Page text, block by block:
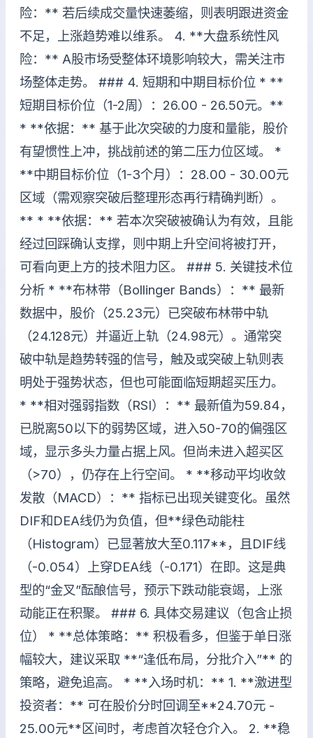
险：** 若后续成交量快速萎缩，则表明跟进资金
不足，上涨趋势难以维系。 4. **大盘系统性风
险：** A股市场受整体环境影响较大，需关注市
场整体走势。 ### 4. 短期和中期目标价位 * **
短期目标价位（1-2周）：26.00 - 26.50元。**
* **依据：** 基于此次突破的力度和量能，股价
有望惯性上冲，挑战前述的第二压力位区域。 *
**中期目标价位（1-3个月）：28.00 - 30.00元
区域（需观察突破后整理形态再行精确判断）。
** * **依据：** 若本次突破被确认为有效，且能
经过回踩确认支撑，则中期上升空间将被打开，
可看向更上方的技术阻力区。 ### 5. 关键技术位
分析 * **布林带（Bollinger Bands）：** 最新
数据中，股价（25.23元）已突破布林带中轨
（24.128元）并逼近上轨（24.98元）。通常突
破中轨是趋势转强的信号，触及或突破上轨则表
明处于强势状态，但也可能面临短期超买压力。
* **相对强弱指数（RSI）：** 最新值为59.84，
已脱离50以下的弱势区域，进入50-70的偏强区
域，显示多头力量占据上风。但尚未进入超买区
（>70），仍存在上行空间。 * **移动平均收敛
发散（MACD）：** 指标已出现关键变化。虽然
DIF和DEA线仍为负值，但**绿色动能柱
（Histogram）已显著放大至0.117**，且DIF线
（-0.054）上穿DEA线（-0.171）在即。这是典
型的“金叉”酝酿信号，预示下跌动能衰竭，上涨
动能正在积聚。 ### 6. 具体交易建议（包含止损
位） * **总体策略：** 积极看多，但鉴于单日涨
幅较大，建议采取 **“逢低布局，分批介入”** 的
策略，避免追高。 * **入场时机：** 1. **激进型
投资者：** 可在股价分时回调至**24.70元 -
25.00元**区间时，考虑首次轻仓介入。 2. **稳